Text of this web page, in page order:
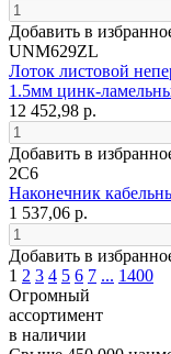
Добавить в
UNM629ZL
Лоток листовой
1.5мм цинк-
12 452,98 р.
Добавить в
2C6
Наконечник
1 537,06 р.
Добавить в
1 2 3 4 5 6 7 ... 1400
Огромный
ассортимент
в наличии